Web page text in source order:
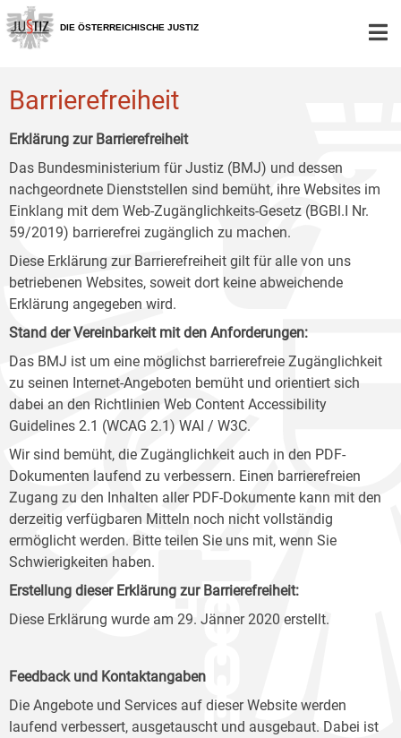
Zur
Hauptnavigation
[1]
Zum
Inhalt
[2]
Zum
Untermenü
[3]
DIE ÖSTERREICHISCHE JUSTIZ
Barrierefreiheit
Erklärung zur Barrierefreiheit
Das Bundesministerium für Justiz (BMJ) und dessen
nachgeordnete Dienststellen sind bemüht, ihre Websites im
Einklang mit dem Web-Zugänglichkeits-Gesetz (BGBl.I Nr.
59/2019) barrierefrei zugänglich zu machen.
Diese Erklärung zur Barrierefreiheit gilt für alle von uns
betriebenen Websites, soweit dort keine abweichende
Erklärung angegeben wird.
Stand der Vereinbarkeit mit den Anforderungen:
Das BMJ ist um eine möglichst barrierefreie Zugänglichkeit
zu seinen Internet-Angeboten bemüht und orientiert sich
dabei an den Richtlinien Web Content Accessibility
Guidelines 2.1 (WCAG 2.1) WAI / W3C.
Wir sind bemüht, die Zugänglichkeit auch in den PDF-
Dokumenten laufend zu verbessern. Einen barrierefreien
Zugang zu den Inhalten aller PDF-Dokumente kann mit den
derzeitig verfügbaren Mitteln noch nicht vollständig
ermöglicht werden. Bitte teilen Sie uns mit, wenn Sie
Schwierigkeiten haben.
Erstellung dieser Erklärung zur Barrierefreiheit:
Diese Erklärung wurde am 29. Jänner 2020 erstellt.
Feedback und Kontaktangaben
Die Angebote und Services auf dieser Website werden
laufend verbessert, ausgetauscht und ausgebaut. Dabei ist